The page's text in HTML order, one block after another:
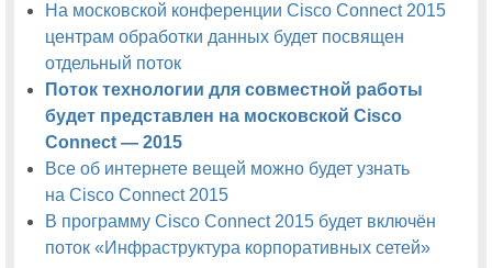
На московской Cisco Connect-2013 расскажут об образовании XXI
века
На московской конференции Cisco Connect-2013 будут
представлены новейшие разработки Cisco для совместной работы
Ciscoexpo 2011
Ciscoexpo 2011. Ни года без рекорда.
Orange поддержит Cisco Expo-2011
На московской конференции Cisco Connect 2015
центрам обработки данных будет посвящен
отдельный поток
Поток технологии для совместной работы
будет представлен на московской Cisco
Connect — 2015
Все об интернете вещей можно будет узнать
на Cisco Connect 2015
В программу Cisco Connect 2015 будет включён
поток «Инфраструктура корпоративных сетей»